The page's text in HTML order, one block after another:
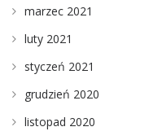
marzec 2021
luty 2021
styczeń 2021
grudzień 2020
listopad 2020